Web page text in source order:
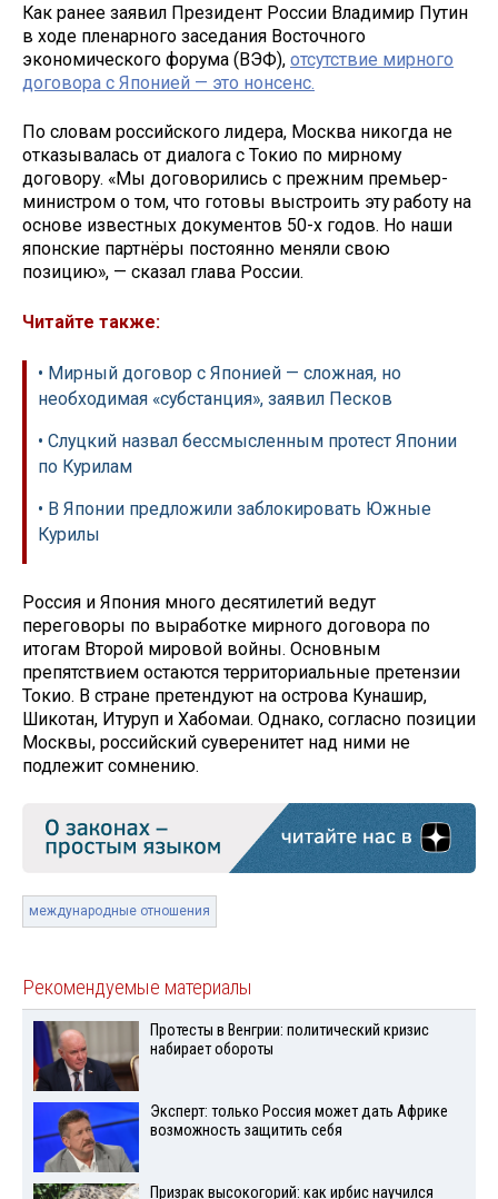
Как ранее заявил Президент России Владимир Путин
в ходе пленарного заседания Восточного
экономического форума (ВЭФ), отсутствие мирного
договора с Японией — это нонсенс.
По словам российского лидера, Москва никогда не
отказывалась от диалога с Токио по мирному
договору. «Мы договорились с прежним премьер-
министром о том, что готовы выстроить эту работу на
основе известных документов 50-х годов. Но наши
японские партнёры постоянно меняли свою
позицию», — сказал глава России.
Читайте также:
• Мирный договор с Японией — сложная, но
необходимая «субстанция», заявил Песков
• Слуцкий назвал бессмысленным протест Японии
по Курилам
• В Японии предложили заблокировать Южные
Курилы
Россия и Япония много десятилетий ведут
переговоры по выработке мирного договора по
итогам Второй мировой войны. Основным
препятствием остаются территориальные претензии
Токио. В стране претендуют на острова Кунашир,
Шикотан, Итуруп и Хабомаи. Однако, согласно позиции
Москвы, российский суверенитет над ними не
подлежит сомнению.
международные отношения
Рекомендуемые материалы
Протесты в Венгрии: политический кризис
набирает обороты
Эксперт: только Россия может дать Африке
возможность защитить себя
Призрак высокогорий: как ирбис научился